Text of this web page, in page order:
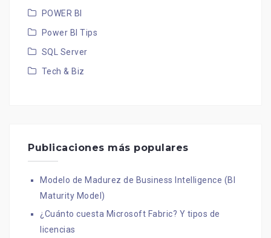
POWER BI
Power BI Tips
SQL Server
Tech & Biz
Publicaciones más populares
Modelo de Madurez de Business Intelligence (BI
Maturity Model)
¿Cuánto cuesta Microsoft Fabric? Y tipos de
licencias